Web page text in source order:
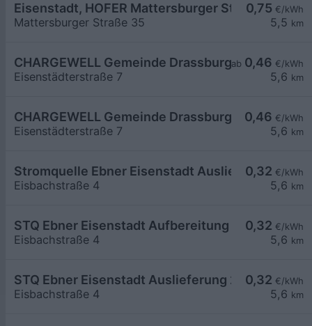
0,75 €/kWh
5,5 km
Eisenstadt, HOFER Mattersburger Str.
Mattersburger Straße 35
ab 0,46 €/kWh
5,6 km
CHARGEWELL Gemeinde Drassburg 1
Eisenstädterstraße 7
0,46 €/kWh
5,6 km
CHARGEWELL Gemeinde Drassburg 2
Eisenstädterstraße 7
0,32 €/kWh
5,6 km
Stromquelle Ebner Eisenstadt Auslieferung
Eisbachstraße 4
0,32 €/kWh
5,6 km
STQ Ebner Eisenstadt Aufbereitung 1
Eisbachstraße 4
0,32 €/kWh
5,6 km
STQ Ebner Eisenstadt Auslieferung 2
Eisbachstraße 4